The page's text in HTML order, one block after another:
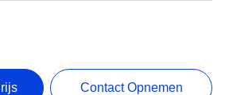
Contact Opnemen